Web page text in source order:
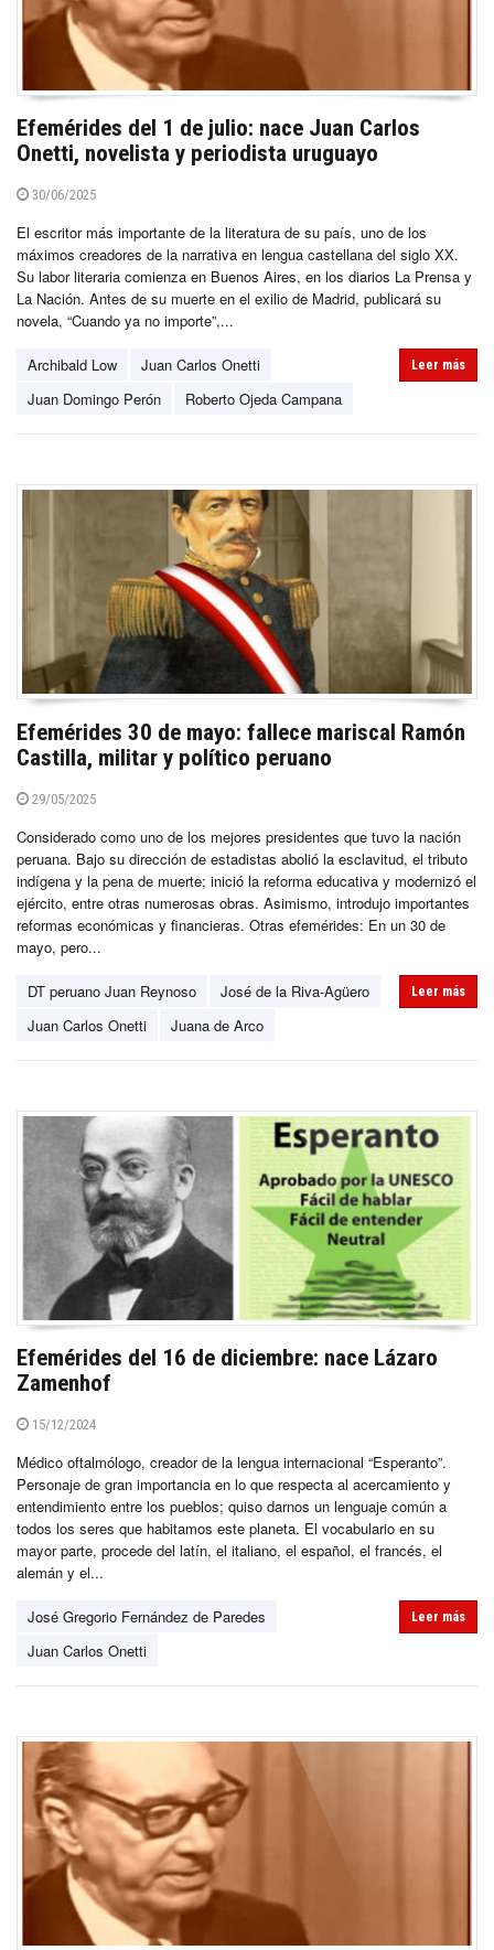
Efemérides del 1 de julio: nace Juan Carlos
Onetti, novelista y periodista uruguayo
30/06/2025
El escritor más importante de la literatura de su país, uno de los
máximos creadores de la narrativa en lengua castellana del siglo XX.
Su labor literaria comienza en Buenos Aires, en los diarios La Prensa y
La Nación. Antes de su muerte en el exilio de Madrid, publicará su
novela, “Cuando ya no importe”,...
Archibald Low
Juan Carlos Onetti
Juan Domingo Perón
Roberto Ojeda Campana
Leer más
Efemérides 30 de mayo: fallece mariscal Ramón
Castilla, militar y político peruano
29/05/2025
Considerado como uno de los mejores presidentes que tuvo la nación
peruana. Bajo su dirección de estadistas abolió la esclavitud, el tributo
indígena y la pena de muerte; inició la reforma educativa y modernizó el
ejército, entre otras numerosas obras. Asimismo, introdujo importantes
reformas económicas y financieras. Otras efemérides: En un 30 de
mayo, pero...
DT peruano Juan Reynoso
José de la Riva-Agüero
Juan Carlos Onetti
Juana de Arco
Leer más
Efemérides del 16 de diciembre: nace Lázaro
Zamenhof
15/12/2024
Médico oftalmólogo, creador de la lengua internacional “Esperanto”.
Personaje de gran importancia en lo que respecta al acercamiento y
entendimiento entre los pueblos; quiso darnos un lenguaje común a
todos los seres que habitamos este planeta. El vocabulario en su
mayor parte, procede del latín, el italiano, el español, el francés, el
alemán y el...
José Gregorio Fernández de Paredes
Juan Carlos Onetti
Leer más